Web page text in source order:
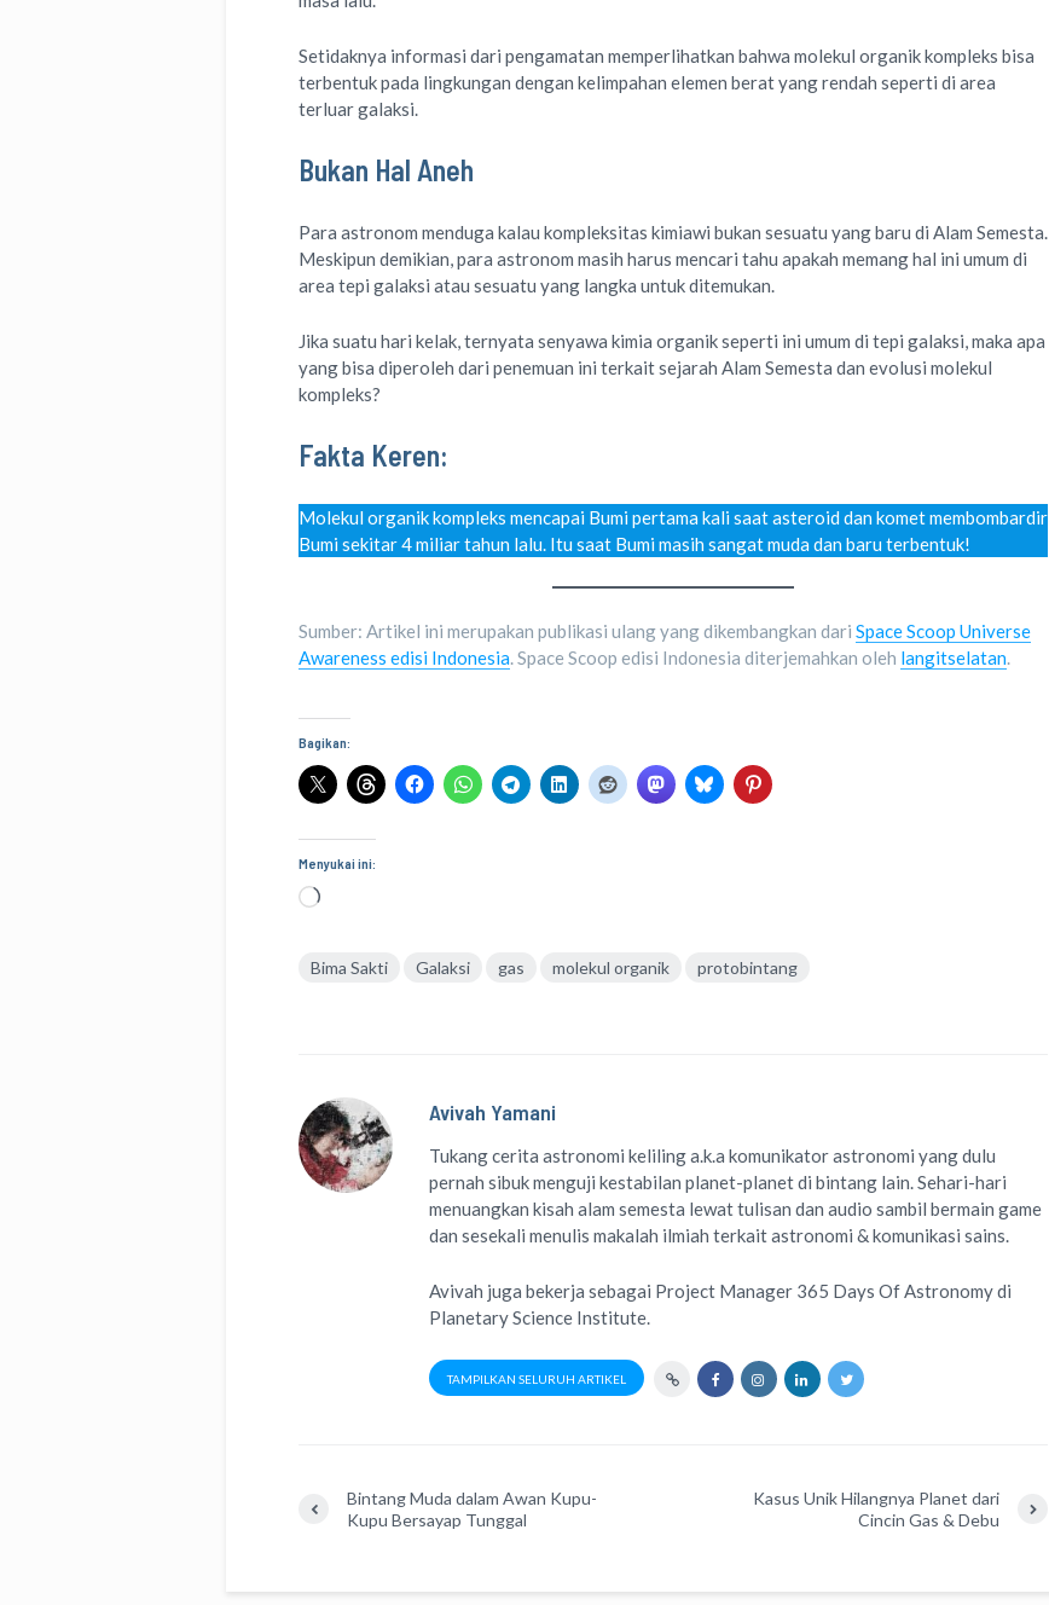
Setidaknya informasi dari pengamatan memperlihatkan bahwa molekul organik kompleks bisa
terbentuk pada lingkungan dengan kelimpahan elemen berat yang rendah seperti di area
terluar galaksi.
Bukan Hal Aneh
Para astronom menduga kalau kompleksitas kimiawi bukan sesuatu yang baru di Alam Semesta.
Meskipun demikian, para astronom masih harus mencari tahu apakah memang hal ini umum di
area tepi galaksi atau sesuatu yang langka untuk ditemukan.
Jika suatu hari kelak, ternyata senyawa kimia organik seperti ini umum di tepi galaksi, maka apa
yang bisa diperoleh dari penemuan ini terkait sejarah Alam Semesta dan evolusi molekul
kompleks?
Fakta Keren:
Molekul organik kompleks mencapai Bumi pertama kali saat asteroid dan komet membombardir
Bumi sekitar 4 miliar tahun lalu. Itu saat Bumi masih sangat muda dan baru terbentuk!
Sumber: Artikel ini merupakan publikasi ulang yang dikembangkan dari Space Scoop Universe
Awareness edisi Indonesia. Space Scoop edisi Indonesia diterjemahkan oleh langitselatan.
Bagikan:
Menyukai ini:
Memuat...
Bima Sakti Galaksi gas molekul organik protobintang
Avivah Yamani
Tukang cerita astronomi kelilinga.k.akomunikator astronomi yang dulu
pernah sibuk menguji kestabilan planet-planet di bintang lain. Sehari-hari
menuangkan kisah alam semesta lewattulisandanaudio sambil bermain game
dan sesekali menulismakalah ilmiah terkait astronomi &komunikasi sains.
Avivah juga bekerja sebagai Project Manager 365 Days Of Astronomydi
Planetary Science Institute.
TAMPILKAN SELURUH ARTIKEL
Bintang Muda dalam Awan Kupu-
Kupu Bersayap Tunggal
Kasus Unik Hilangnya Planet dari
Cincin Gas & Debu